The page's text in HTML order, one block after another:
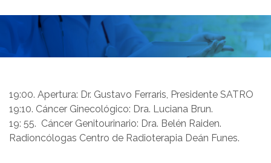
19:00. Apertura: Dr. Gustavo Ferraris, Presidente SATRO
19:10. Cáncer Ginecológico: Dra. Luciana Brun.
19: 55. Cáncer Genitourinario: Dra. Belén Raiden.
Radioncólogas Centro de Radioterapia Deán Funes.